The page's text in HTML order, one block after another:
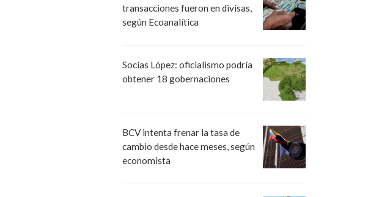
transacciones fueron en divisas,
según Ecoanalítica
Socías López: oficialismo podría
obtener 18 gobernaciones
BCV intenta frenar la tasa de
cambio desde hace meses, según
economista